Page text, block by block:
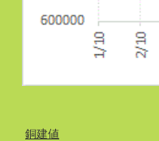
銅建値